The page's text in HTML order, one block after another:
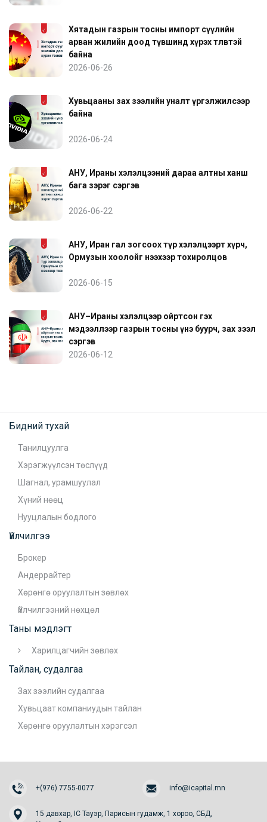
Хятадын газрын тосны импорт сүүлийн
арван жилийн доод түвшинд хүрэх төлөвтэй
байна
2026-06-26
Хувьцааны зах зээлийн уналт үргэлжилсээр
байна
2026-06-24
АНУ, Ираны хэлэлцээний дараа алтны ханш
бага зэрэг сэргэв
2026-06-22
АНУ, Иран гал зогсоох түр хэлэлцээрт хүрч,
Ормузын хоолойг нээхээр тохиролцов
2026-06-15
АНУ–Ираны хэлэлцээр ойртсон гэх
мэдээллээр газрын тосны үнэ буурч, зах зээл
сэргэв
2026-06-12
Бидний тухай
Танилцуулга
Хэрэгжүүлсэн төслүүд
Шагнал, урамшуулал
Хүний нөөц
Нууцлалын бодлого
Үйлчилгээ
Брокер
Андеррайтер
Хөрөнгө оруулалтын зөвлөх
Үйлчилгээний нөхцөл
Таны мэдлэгт
Харилцагчийн зөвлөх
Тайлан, судалгаа
Зах зээлийн судалгаа
Хувьцаат компаниудын тайлан
Хөрөнгө оруулалтын хэрэгсэл
+(976) 7755-0077 info@icapital.mn
15 давхар, IC Тауэр, Парисын гудамж, 1 хороо, СБД,